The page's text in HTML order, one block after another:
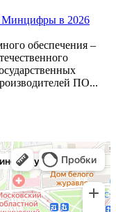
Минцифры в 2026
обеспечения –
ПО...